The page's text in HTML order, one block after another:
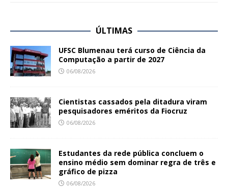
ÚLTIMAS
UFSC Blumenau terá curso de Ciência da
Computação a partir de 2027
06/08/2026
Cientistas cassados pela ditadura viram
pesquisadores eméritos da Fiocruz
06/08/2026
Estudantes da rede pública concluem o
ensino médio sem dominar regra de três e
gráfico de pizza
06/08/2026